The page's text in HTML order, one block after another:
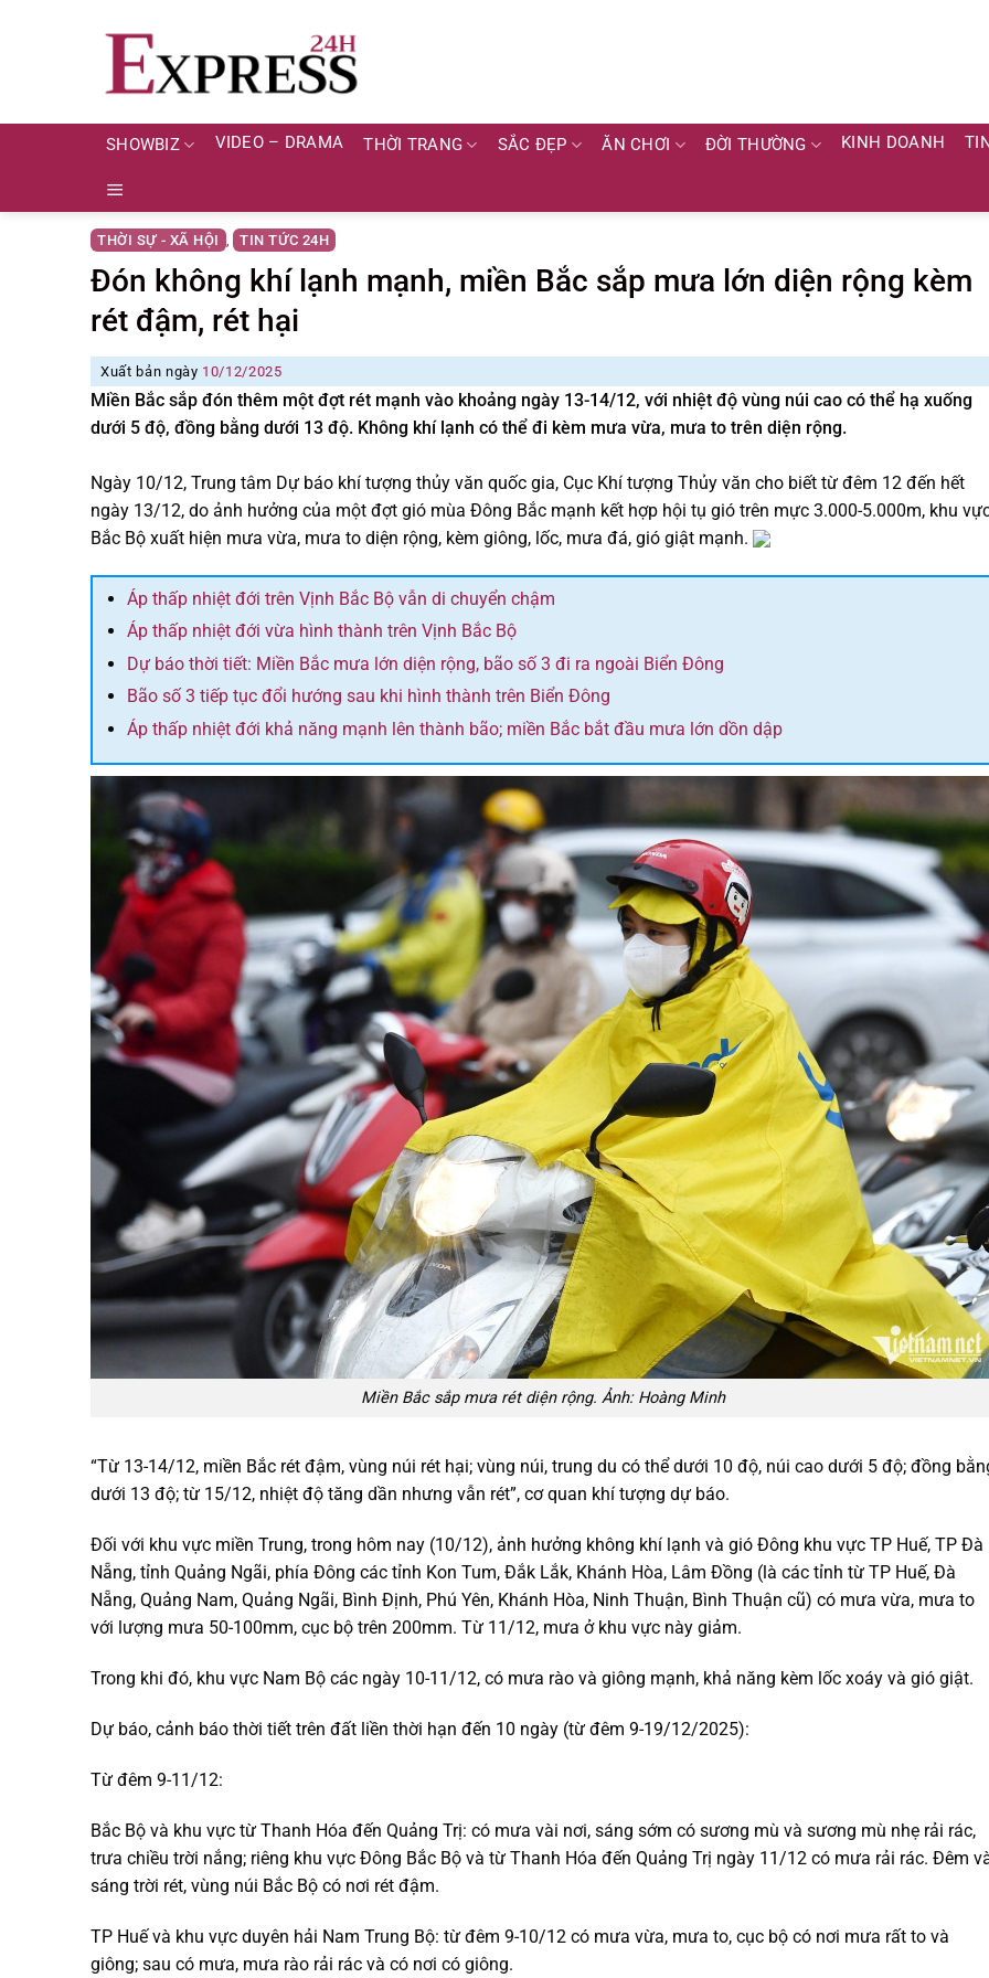
SHOWBIZ VIDEO – DRAMA THỜI TRANG SẮC ĐẸP ĂN CHƠI ĐỜI THƯỜNG KINH DOANH
THỜI SỰ - XÃ HỘI , TIN TỨC 24H
Đón không khí lạnh mạnh, miền Bắc sắp mưa lớn diện rộng kèm
rét đậm, rét hại
Xuất bản ngày 10/12/2025
Miền Bắc sắp đón thêm một đợt rét mạnh vào khoảng ngày 13-14/12, với nhiệt độ vùng núi cao có thể hạ xuống
dưới 5 độ, đồng bằng dưới 13 độ. Không khí lạnh có thể đi kèm mưa vừa, mưa to trên diện rộng.
Ngày 10/12, Trung tâm Dự báo khí tượng thủy văn quốc gia, Cục Khí tượng Thủy văn cho biết từ đêm 12 đến hết
ngày 13/12, do ảnh hưởng của một đợt gió mùa Đông Bắc mạnh kết hợp hội tụ gió trên mực 3.000-5.000m, khu
Bắc Bộ xuất hiện mưa vừa, mưa to diện rộng, kèm giông, lốc, mưa đá, gió giật mạnh.
Áp thấp nhiệt đới trên Vịnh Bắc Bộ vẫn di chuyển chậm
Áp thấp nhiệt đới vừa hình thành trên Vịnh Bắc Bộ
Dự báo thời tiết: Miền Bắc mưa lớn diện rộng, bão số 3 đi ra ngoài Biển Đông
Bão số 3 tiếp tục đổi hướng sau khi hình thành trên Biển Đông
Áp thấp nhiệt đới khả năng mạnh lên thành bão; miền Bắc bắt đầu mưa lớn dồn dập
Miền Bắc sắp mưa rét diện rộng. Ảnh: Hoàng Minh
“Từ 13-14/12, miền Bắc rét đậm, vùng núi rét hại; vùng núi, trung du có thể dưới 10 độ, núi cao dưới 5 độ; đồng
dưới 13 độ; từ 15/12, nhiệt độ tăng dần nhưng vẫn rét”, cơ quan khí tượng dự báo.
Đối với khu vực miền Trung, trong hôm nay (10/12), ảnh hưởng không khí lạnh và gió Đông khu vực TP Huế, TP Đà
Nẵng, tỉnh Quảng Ngãi, phía Đông các tỉnh Kon Tum, Đắk Lắk, Khánh Hòa, Lâm Đồng (là các tỉnh từ TP Huế, Đà
Nẵng, Quảng Nam, Quảng Ngãi, Bình Định, Phú Yên, Khánh Hòa, Ninh Thuận, Bình Thuận cũ) có mưa vừa, mưa to
với lượng mưa 50-100mm, cục bộ trên 200mm. Từ 11/12, mưa ở khu vực này giảm.
Trong khi đó, khu vực Nam Bộ các ngày 10-11/12, có mưa rào và giông mạnh, khả năng kèm lốc xoáy và gió giật.
Dự báo, cảnh báo thời tiết trên đất liền thời hạn đến 10 ngày (từ đêm 9-19/12/2025):
Từ đêm 9-11/12:
Bắc Bộ và khu vực từ Thanh Hóa đến Quảng Trị: có mưa vài nơi, sáng sớm có sương mù và sương mù nhẹ rải rác,
trưa chiều trời nắng; riêng khu vực Đông Bắc Bộ và từ Thanh Hóa đến Quảng Trị ngày 11/12 có mưa rải rác. Đêm
sáng trời rét, vùng núi Bắc Bộ có nơi rét đậm.
TP Huế và khu vực duyên hải Nam Trung Bộ: từ đêm 9-10/12 có mưa vừa, mưa to, cục bộ có nơi mưa rất to và
giông; sau có mưa, mưa rào rải rác và có nơi có giông.